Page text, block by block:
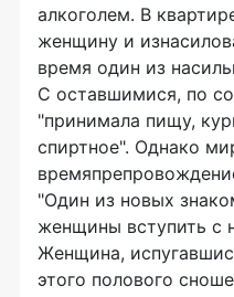
алкоголем. В
женщину и
время один из
С оставшимися, по
"принимала пищу,
спиртное". Однако
"Один из новых
женщины вступить с
Женщина,
этого полового